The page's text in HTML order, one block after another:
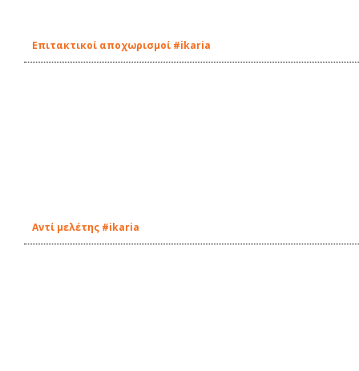
Επιτακτικοί αποχωρισμοί #ikaria
Αντί μελέτης #ikaria